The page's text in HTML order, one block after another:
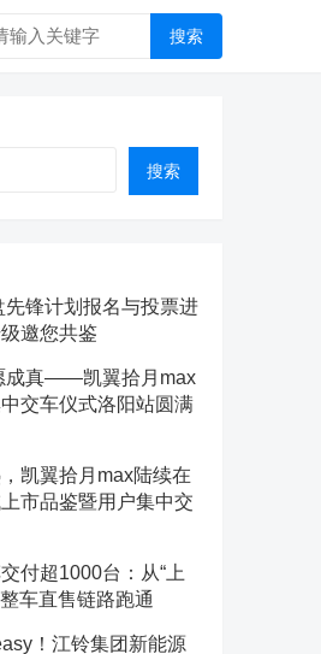
搜索
搜索
先锋计划报名与投票进
邀您共鉴
成真——凯翼拾月max
中交车仪式洛阳站圆满
凯翼拾月max陆续在
市品鉴暨用户集中交
付超1000台：从“上
整车直售链路跑通
！江铃集团新能源